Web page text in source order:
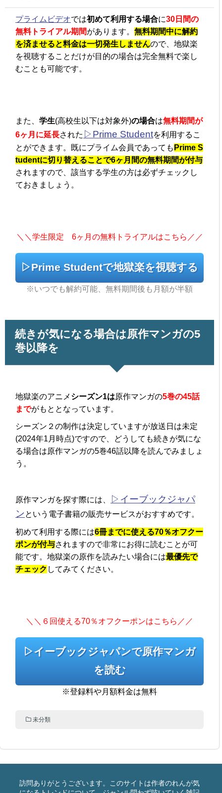
プライムビデオでは初めて利用する場合に30日間の
無料トライアル期間があります。無料期間中に解約
を済ませると料金は一切発生しませんので、地獄楽
を視聴することだけが目的の場合は完全無料で楽し
むことも可能です。
また、学生(高校生以下は対象外)の場合は無料期間が
6ヶ月に延長された ▷Prime Studentを利用するこ
とができます。既にプライム会員であっても Prime S
tudentに切り替えることで6ヶ月間の無料期間が付与
されますので、該当する学生の方は必ずチェックし
ておきましょう。
＼＼学生限定 6ヶ月の無料トライアルはこちら／／
▷Prime Studentで地獄楽を視聴する
※いつでも解約可能、無料期間後も月額が半額
続きが気になる場合は原作マンガの5
巻以降を
地獄楽のアニメ シーズン1は原作マンガの5巻の45話
までがもととなっています。
シーズン２の制作は決定していますが放送日は未定
(2024年1月時点)ですので、どうしても続きが気にな
る場合は原作マンガの5巻46話以降を読んでみましょ
う。
原作マンガを探す際には、
▷イーブックジャパ
ンという電子書籍の販売サービスがおすすめです。
初めて利用する際には6冊までに使える70％オフクー
ポンが付与されますので非常にお得に読むことが可
能です。地獄楽の原作を読みたい場合には最優先で
チェック してみてください。
＼＼６回使える70％オフクーポンはこちら／／
▷イーブックジャパンで原作マンガ
を読む
※登録料や月額料金は無料
未分類
訪問ありがとうございます。このサイトは作者のれんが気